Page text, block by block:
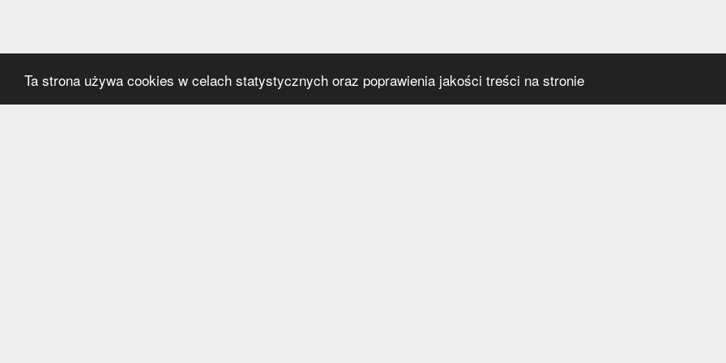
Ta strona używa cookies w celach statystycznych oraz poprawienia jakości treści na stronie